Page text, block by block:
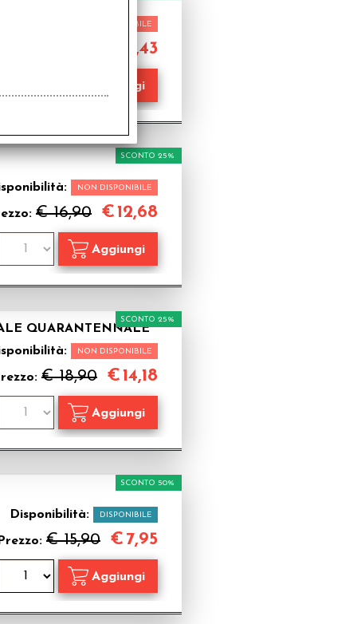
NON DISPONIBILE
22,43
NON DISPONIBILE
€ 16,90
SCONTO 25%
€12,68
QUARANTENNALE
NON DISPONIBILE
€ 18,90
SCONTO 25%
€14,18
Disponibilità: DISPONIBILE
Prezzo: € 15,90
SCONTO 50%
€ 7,95